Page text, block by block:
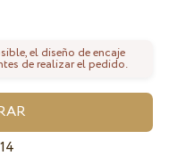
el diseño de encaje
de realizar el pedido.